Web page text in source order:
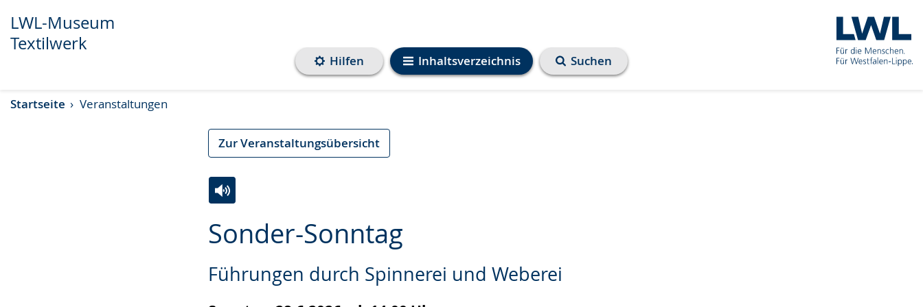
Transkript anzeigen
Abspielen
Pausieren
LWL-Museum
Textilwerk
Inhaltsverzeichnis
Hilfen Suchen
Startseite Veranstaltungen
Zur Veranstaltungsübersicht
Sonder-Sonntag
Führungen durch Spinnerei und Weberei
Leichten
wechseln.
Audio-
Video
Deutscher